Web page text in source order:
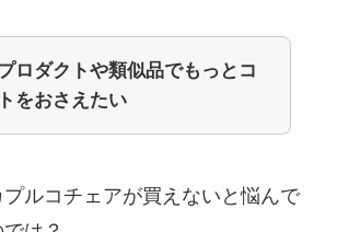
ロダクトや類似品でもっとコ
をおさえたい
ルコチェアが買えない と悩んで